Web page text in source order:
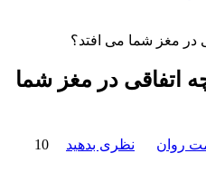
اتفاقی در مغز شما
روان نظری بدهید
10